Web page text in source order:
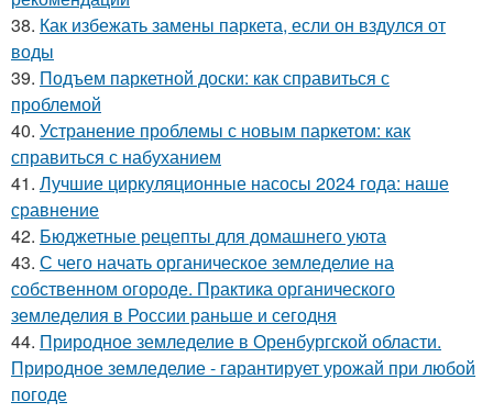
38. Как избежать замены паркета, если он вздулся от
воды
39. Подъем паркетной доски: как справиться с
проблемой
40. Устранение проблемы с новым паркетом: как
справиться с набуханием
41. Лучшие циркуляционные насосы 2024 года: наше
сравнение
42. Бюджетные рецепты для домашнего уюта
43. С чего начать органическое земледелие на
собственном огороде. Практика органического
земледелия в России раньше и сегодня
44. Природное земледелие в Оренбургской области.
Природное земледелие - гарантирует урожай при любой
погоде